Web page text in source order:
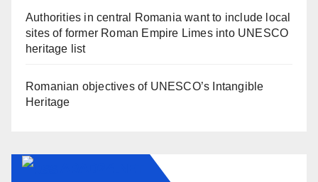
Authorities in central Romania want to include local
sites of former Roman Empire Limes into UNESCO
heritage list
Romanian objectives of UNESCO’s Intangible
Heritage